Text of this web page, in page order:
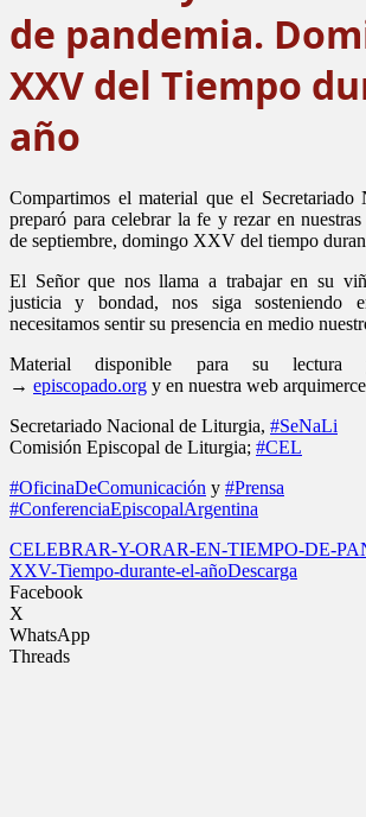
de pandemia.
XXV del Tiempo
año
Compartimos el material que el Secretariado
preparó para celebrar la fe y rezar en
de septiembre, domingo XXV del tiempo
El Señor que nos llama a trabajar en su
justicia y bondad, nos siga sosteniendo
necesitamos sentir su presencia en medio
Material disponible para su lectura
→ episcopado.org y en nuestra web
​Secretariado Nacional de Liturgia, #SeNaLi
Comisión Episcopal de Liturgia; #CEL
#OficinaDeComunicación y #Prensa
#ConferenciaEpiscopalArgentina
CELEBRAR-Y-ORAR-EN-TIEMPO-DE-
XXV-Tiempo-durante-el-añoDescarga
Facebook
X
WhatsApp
Threads